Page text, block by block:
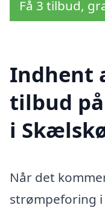
Få 3 tilbud,
Indhent
tilbud
i
Når det
strømpeforing